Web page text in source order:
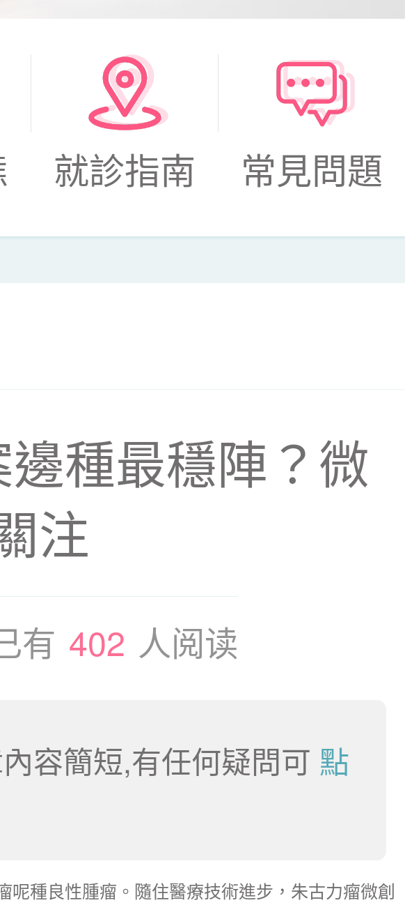
就診指南 常見問題
種最穩陣？微
注
有 402 人阅读
容簡短,有任何疑問可 點
種良性腫瘤。隨住醫療技術進步，朱古力瘤微創